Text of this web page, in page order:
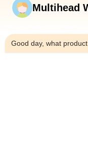
Multihead
Good day, what